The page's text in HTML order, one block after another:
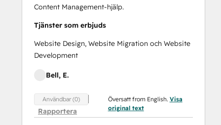
Content Management-hjälp.
Tjänster som erbjuds
Website Design, Website Migration och Website
Development
Bell, E.
Användbar (0)
Rapportera
Översatt from English. Visa
original text